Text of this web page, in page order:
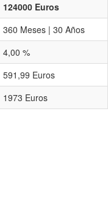
124000 Euros
360 Meses | 30 Años
4,00 %
591,99 Euros
1973 Euros